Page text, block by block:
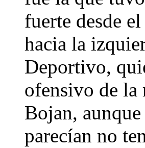
fuerte desde
hacia la
Deportivo,
ofensivo de la
Bojan,
parecían no